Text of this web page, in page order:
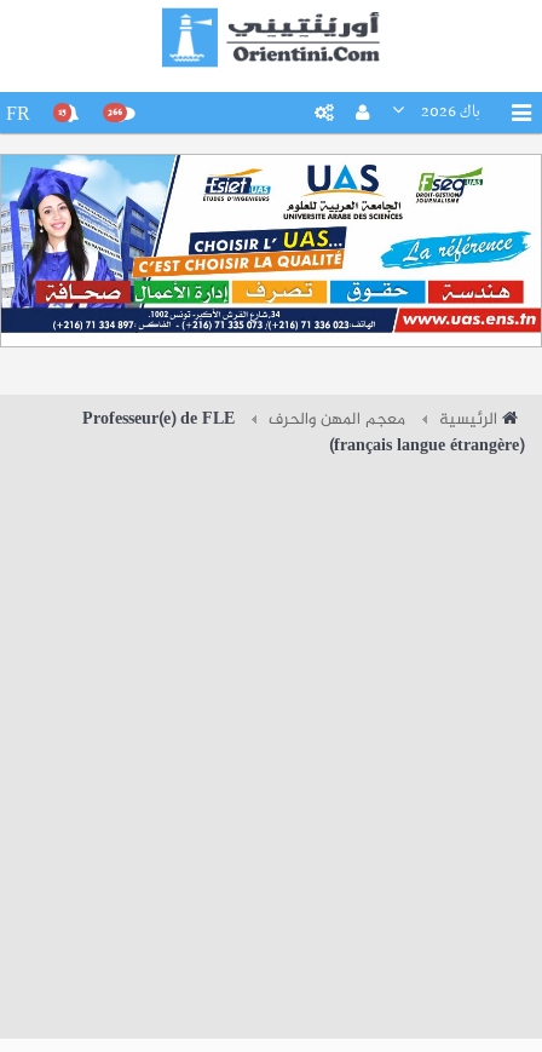
باك 2026 266
15
FR
الرئيسية معجم المهن والحرف
Professeur(e) de FLE
(français langue étrangère)